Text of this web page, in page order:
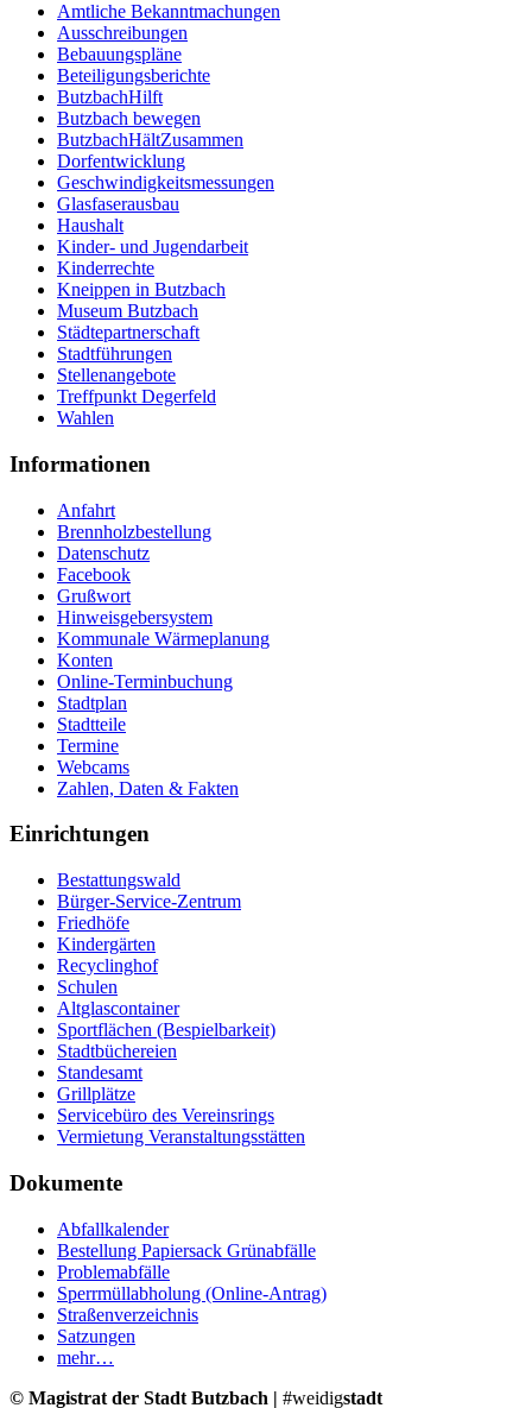
Amtliche Bekanntmachungen
Ausschreibungen
Bebauungspläne
Beteiligungsberichte
ButzbachHilft
Butzbach bewegen
ButzbachHältZusammen
Dorfentwicklung
Geschwindigkeitsmessungen
Glasfaserausbau
Haushalt
Kinder- und Jugendarbeit
Kinderrechte
Kneippen in Butzbach
Museum Butzbach
Städtepartnerschaft
Stadtführungen
Stellenangebote
Treffpunkt Degerfeld
Wahlen
Informationen
Anfahrt
Brennholzbestellung
Datenschutz
Facebook
Grußwort
Hinweisgebersystem
Kommunale Wärmeplanung
Konten
Online-Terminbuchung
Stadtplan
Stadtteile
Termine
Webcams
Zahlen, Daten & Fakten
Einrichtungen
Bestattungswald
Bürger-Service-Zentrum
Friedhöfe
Kindergärten
Recyclinghof
Schulen
Altglascontainer
Sportflächen (Bespielbarkeit)
Stadtbüchereien
Standesamt
Grillplätze
Servicebüro des Vereinsrings
Vermietung Veranstaltungsstätten
Dokumente
Abfallkalender
Bestellung Papiersack Grünabfälle
Problemabfälle
Sperrmüllabholung (Online-Antrag)
Straßenverzeichnis
Satzungen
mehr…
© Magistrat der Stadt Butzbach | #weidigstadt